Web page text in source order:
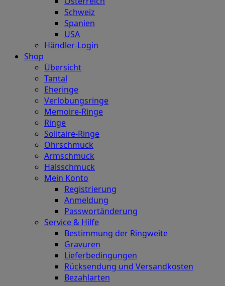
Schweiz
Spanien
USA
Händler-Login
Shop
Übersicht
Tantal
Eheringe
Verlobungsringe
Memoire-Ringe
Ringe
Solitaire-Ringe
Ohrschmuck
Armschmuck
Halsschmuck
Mein Konto
Registrierung
Anmeldung
Passwortänderung
Service & Hilfe
Bestimmung der Ringweite
Gravuren
Lieferbedingungen
Rücksendung und Versandkosten
Bezahlarten